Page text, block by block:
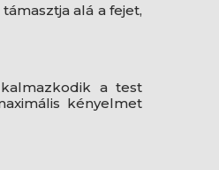
alá a fejet,
a test
kényelmet